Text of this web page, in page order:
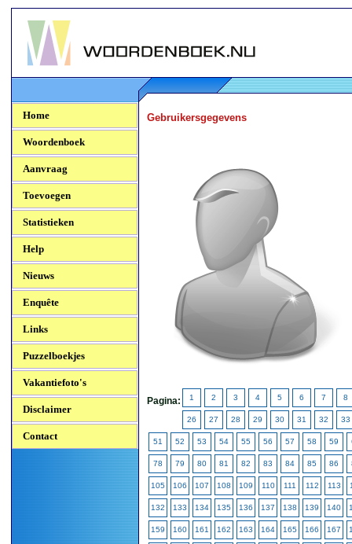
Woordenboek.NU
Home
Woordenboek
Aanvraag
Toevoegen
Statistieken
Help
Nieuws
Enquête
Links
Puzzelboekjes
Vakantiefoto's
Disclaimer
Contact
Gebruikersgegevens
Pagina: 1 2 3 4 5 6 7 8
26 27 28 29 30 31 32 33
51 52 53 54 55 56 57 58 59
78 79 80 81 82 83 84 85 86
105 106 107 108 109 110 111 112 113
132 133 134 135 136 137 138 139 140
159 160 161 162 163 164 165 166 167